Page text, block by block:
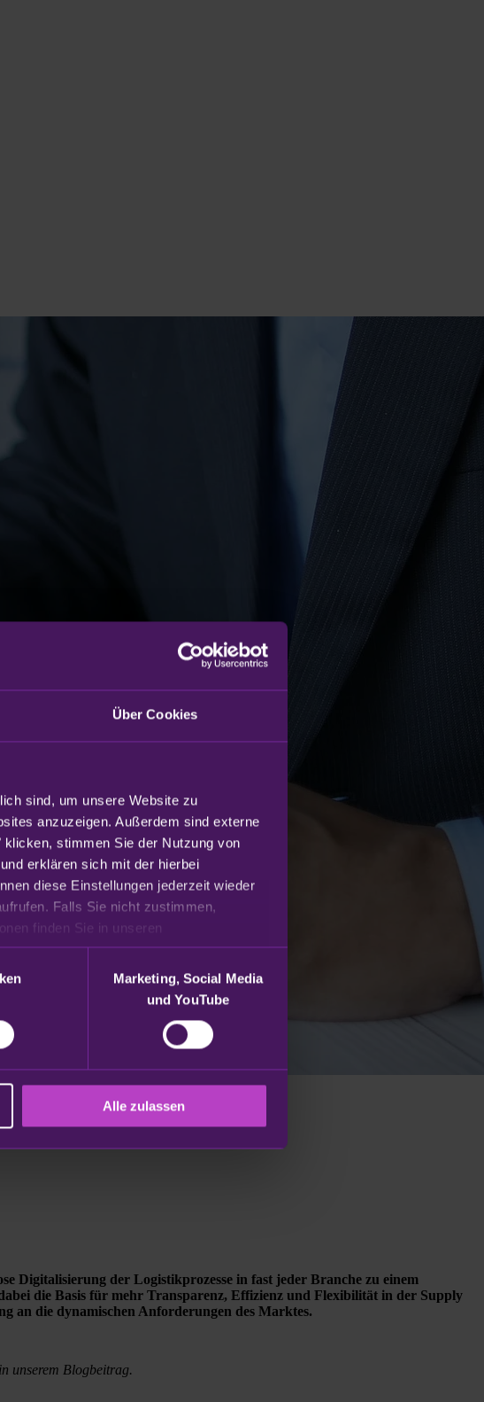
Über Cookies
sind, um unsere Website zu
anzuzeigen. Außerdem sind externe
stimmen Sie der Nutzung von
erklären sich mit der hierbei
diese Einstellungen jederzeit wieder
Falls Sie nicht zustimmen,
Marketing, Social Media
und YouTube
Alle zulassen
Digitalisierung der Logistikprozesse in fast jeder Branche zu einem
die Basis für mehr Transparenz, Effizienz und Flexibilität in der Supply
an die dynamischen Anforderungen des Marktes.
unserem Blogbeitrag.